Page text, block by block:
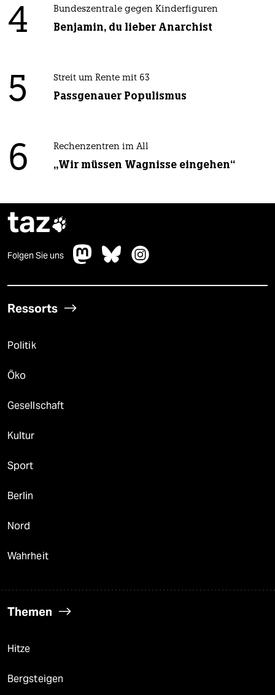
4 Bundeszentrale gegen Kinderfiguren
Benjamin, du lieber Anarchist
5 Streit um Rente mit 63
Passgenauer Populismus
6 Rechenzentren im All
„Wir müssen Wagnisse eingehen“
taz
Folgen Sie uns
Ressorts
Politik
Öko
Gesellschaft
Kultur
Sport
Berlin
Nord
Wahrheit
Themen
Hitze
Bergsteigen